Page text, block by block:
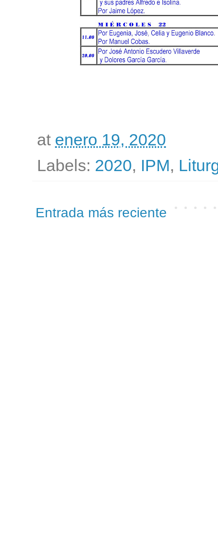
at enero 19, 2020
Labels: 2020, IPM,
Entrada más reciente